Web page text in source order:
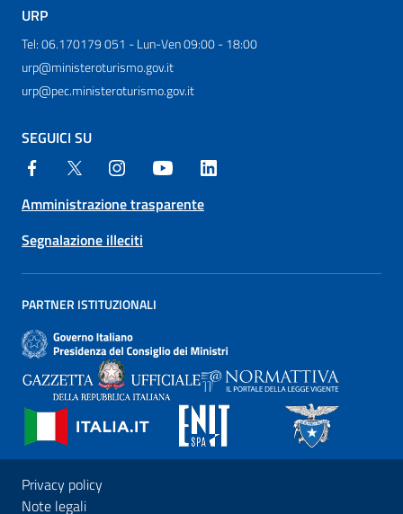
URP
Tel: 06.170179 051 - Lun-Ven 09:00 - 18:00
urp@ministeroturismo.gov.it
urp@pec.ministeroturismo.gov.it
SEGUICI SU
Amministrazione trasparente
Segnalazione illeciti
PARTNER ISTITUZIONALI
Privacy policy
Note legali